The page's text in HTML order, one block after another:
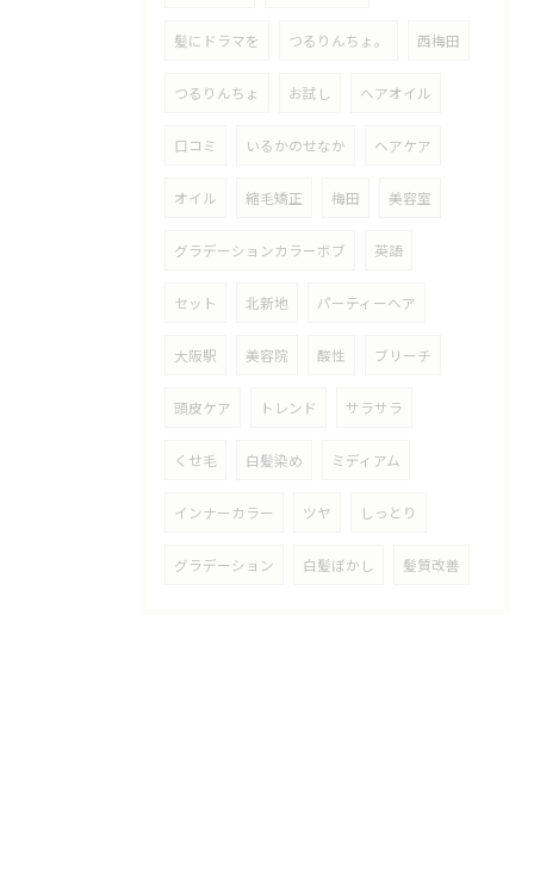
髪にドラマを つるりんちょ。 西梅田
つるりんちょ お試し ヘアオイル
口コミ いるかのせなか ヘアケア
オイル 縮毛矯正 梅田 美容室
グラデーションカラーボブ 英語
セット 北新地 パーティーヘア
大阪駅 美容院 酸性 ブリーチ
頭皮ケア トレンド サラサラ
くせ毛 白髪染め ミディアム
インナーカラー ツヤ しっとり
グラデーション 白髪ぼかし 髪質改善